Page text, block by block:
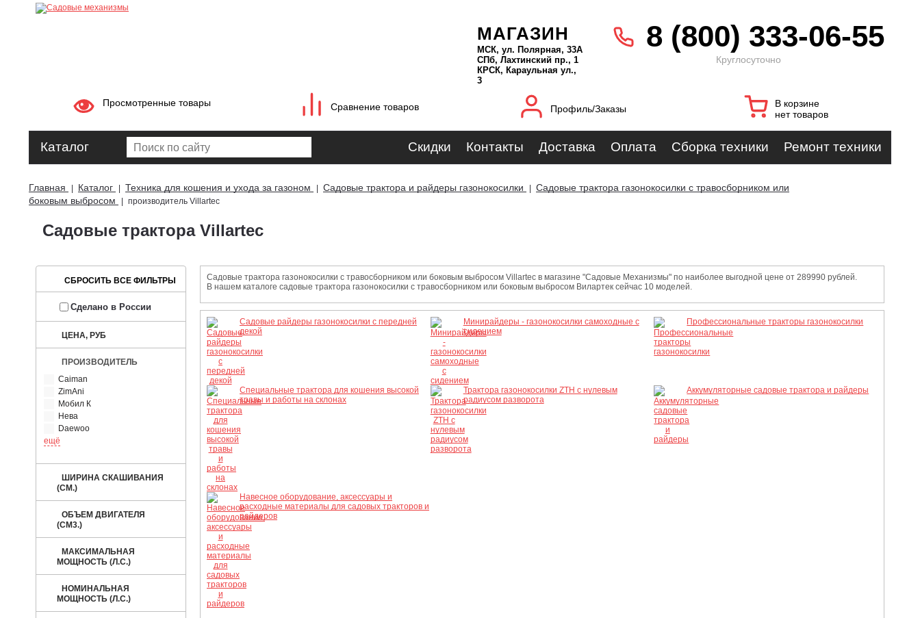
МАГАЗИН
МСК, ул. Полярная, 33А
СПб, Лахтинский пр., 1
КРСК, Караульная ул.,
3
8 (800) 333-06-55
Круглосуточно
Просмотренные товары Сравнение товаров Профиль/Заказы
В корзине
нет товаров
Каталог Скидки Контакты Доставка Оплата Сборка техники Ремонт техники
Главная Каталог Техника для кошения и ухода за газоном Садовые трактора и райдеры газонокосилки
Садовые трактора газонокосилки с травосборником или
боковым выбросом
производитель Villartec
Садовые трактора Villartec
Сделано в России
ЦЕНА, РУБ
ПРОИЗВОДИТЕЛЬ
Caiman
ZimAni
Мобил К
Нева
Daewoo
ещё
ШИРИНА СКАШИВАНИЯ
(СМ.)
ОБЪЕМ ДВИГАТЕЛЯ
(СМ3.)
МАКСИМАЛЬНАЯ
МОЩНОСТЬ (Л.С.)
НОМИНАЛЬНАЯ
МОЩНОСТЬ (Л.С.)
Садовые трактора газонокосилки с травосборником или боковым выбросом Villartec в магазине "Садовые Механизмы" по наиболее выгодной цене от 289990 рублей.
В нашем каталоге садовые трактора газонокосилки с травосборником или боковым выбросом Вилартек сейчас 10 моделей.
Садовые райдеры газонокосилки с передней
декой
Минирайдеры - газонокосилки самоходные с
сидением
Профессиональные тракторы газонокосилки
Специальные трактора для кошения высокой
травы и работы на склонах
Трактора газонокосилки ZTH с нулевым
радиусом разворота
Аккумуляторные садовые трактора и райдеры
Навесное оборудование, аксессуары и
расходные материалы для садовых тракторов и
райдеров